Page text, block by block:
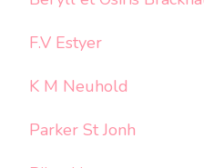
F.V Estyer
K M Neuhold
Parker St Jonh